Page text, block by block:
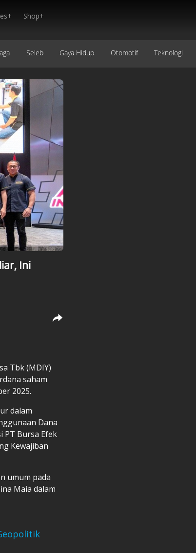
Shop+
Seleb Gaya Hidup Otomotif Teknologi
Ini
Tbk (MDIY)
saham
2025.
dalam
Dana
PT Bursa Efek
Kewajiban
umum pada
Maia dalam